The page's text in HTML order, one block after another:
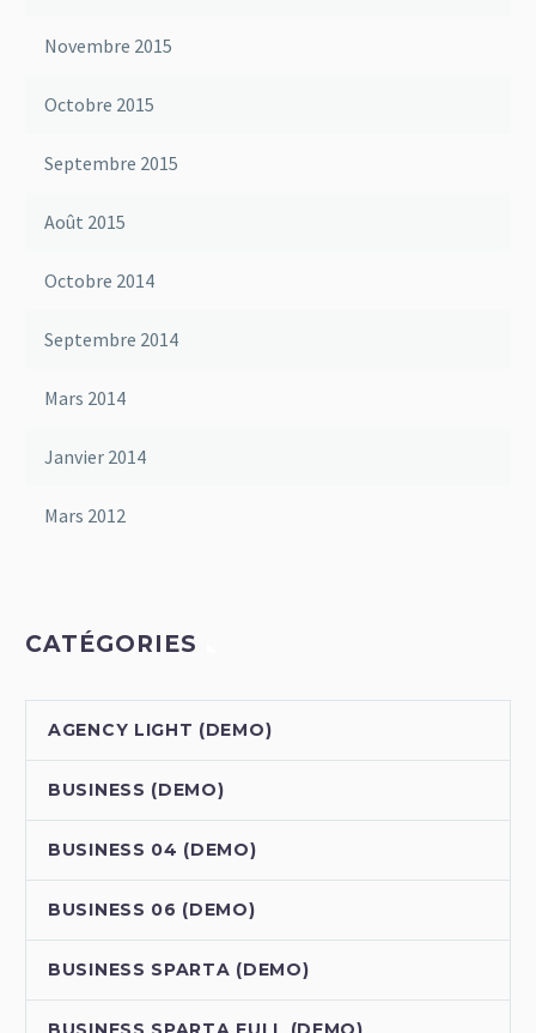
Novembre 2015
Octobre 2015
Septembre 2015
Août 2015
Octobre 2014
Septembre 2014
Mars 2014
Janvier 2014
Mars 2012
CATÉGORIES
AGENCY LIGHT (DEMO)
BUSINESS (DEMO)
BUSINESS 04 (DEMO)
BUSINESS 06 (DEMO)
BUSINESS SPARTA (DEMO)